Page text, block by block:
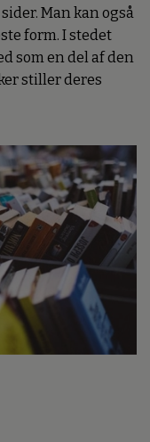
Man kan også
form. I stedet
som en del af den
stiller deres